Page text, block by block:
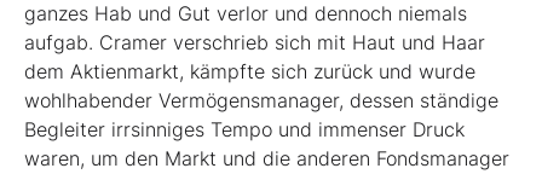
ganzes Hab und Gut verlor und dennoch niemals
aufgab. Cramer verschrieb sich mit Haut und Haar
dem Aktienmarkt, kämpfte sich zurück und wurde
wohlhabender Vermögensmanager, dessen ständige
Begleiter irrsinniges Tempo und immenser Druck
waren, um den Markt und die anderen Fondsmanager